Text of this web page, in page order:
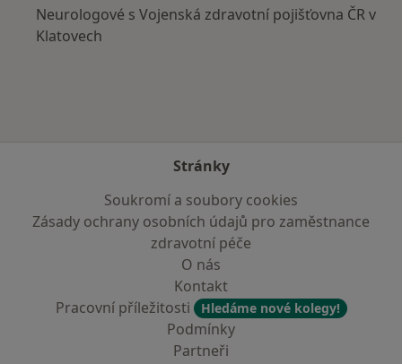
Neurologové s Vojenská zdravotní pojišťovna ČR v
Klatovech
Stránky
Soukromí a soubory cookies
Zásady ochrany osobních údajů pro zaměstnance
zdravotní péče
O nás
Kontakt
Pracovní příležitosti
Hledáme nové kolegy!
Podmínky
Partneři